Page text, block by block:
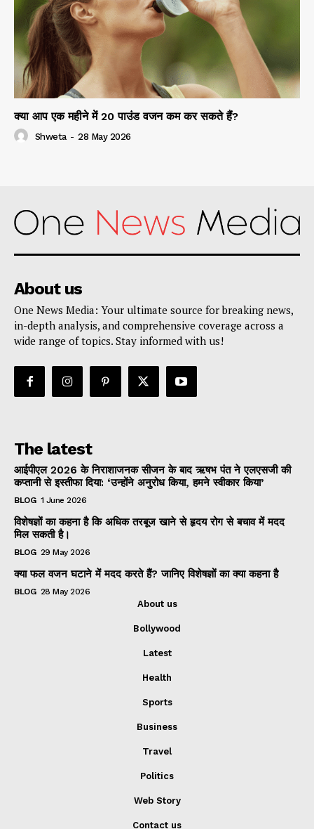
क्या आप एक महीने में 20 पाउंड वजन कम कर सकते हैं?
Shweta - 28 May 2026
About us
One News Media: Your ultimate source for breaking news,
in-depth analysis, and comprehensive coverage across a
wide range of topics. Stay informed with us!
The latest
आईपीएल 2026 के निराशाजनक सीजन के बाद ऋषभ पंत ने एलएसजी की
कप्तानी से इस्तीफा दिया: ‘उन्होंने अनुरोध किया, हमने स्वीकार किया’
BLOG 1 June 2026
विशेषज्ञों का कहना है कि अधिक तरबूज खाने से हृदय रोग से बचाव में मदद
मिल सकती है।
BLOG 29 May 2026
क्या फल वजन घटाने में मदद करते हैं? जानिए विशेषज्ञों का क्या कहना है
BLOG 28 May 2026
About us
Bollywood
Latest
Health
Sports
Business
Travel
Politics
Web Story
Contact us